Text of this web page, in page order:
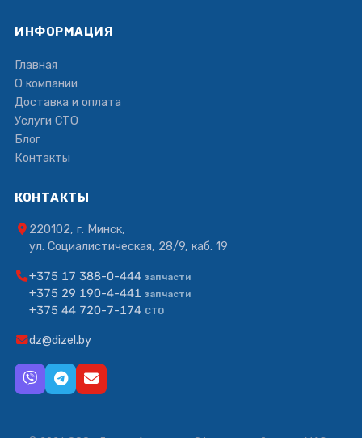
ИНФОРМАЦИЯ
Главная
О компании
Доставка и оплата
Услуги СТО
Блог
Контакты
КОНТАКТЫ
220102, г. Минск,
ул. Социалистическая, 28/9, каб. 19
+375 17 388-0-444 запчасти
+375 29 190-4-441 запчасти
+375 44 720-7-174 СТО
dz@dizel.by